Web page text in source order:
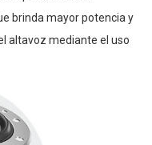
brinda mayor potencia y
altavoz mediante el uso